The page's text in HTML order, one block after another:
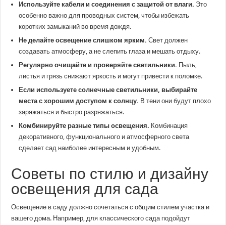
Используйте кабели и соединения с защитой от влаги. Это
особенно важно для проводных систем, чтобы избежать
коротких замыканий во время дождя.
Не делайте освещение слишком ярким. Свет должен
создавать атмосферу, а не слепить глаза и мешать отдыху.
Регулярно очищайте и проверяйте светильники. Пыль,
листья и грязь снижают яркость и могут привести к поломке.
Если используете солнечные светильники, выбирайте
места с хорошим доступом к солнцу. В тени они будут плохо
заряжаться и быстро разряжаться.
Комбинируйте разные типы освещения. Комбинация
декоративного, функционального и атмосферного света
сделает сад наиболее интересным и удобным.
Советы по стилю и дизайну
освещения для сада
Освещение в саду должно сочетаться с общим стилем участка и
вашего дома. Например, для классического сада подойдут